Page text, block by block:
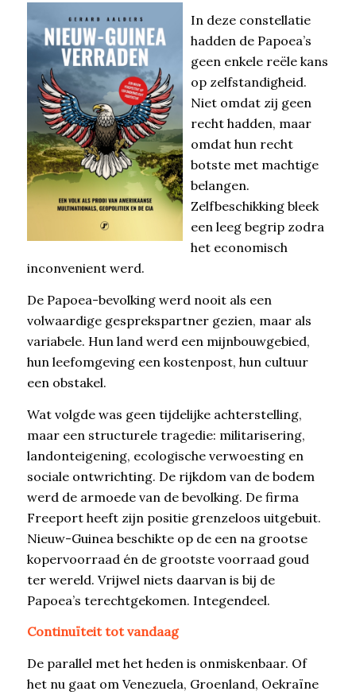
In deze constellatie
hadden de Papoea’s
geen enkele reële kans
op zelfstandigheid.
Niet omdat zij geen
recht hadden, maar
omdat hun recht
botste met machtige
belangen.
Zelfbeschikking bleek
een leeg begrip zodra
het economisch
inconvenient werd.
De Papoea-bevolking werd nooit als een
volwaardige gesprekspartner gezien, maar als
variabele. Hun land werd een mijnbouwgebied,
hun leefomgeving een kostenpost, hun cultuur
een obstakel.
Wat volgde was geen tijdelijke achterstelling,
maar een structurele tragedie: militarisering,
landonteigening, ecologische verwoesting en
sociale ontwrichting. De rijkdom van de bodem
werd de armoede van de bevolking. De firma
Freeport heeft zijn positie grenzeloos uitgebuit.
Nieuw-Guinea beschikte op de een na grootse
kopervoorraad én de grootste voorraad goud
ter wereld. Vrijwel niets daarvan is bij de
Papoea’s terechtgekomen. Integendeel.
Continuïteit tot vandaag
De parallel met het heden is onmiskenbaar. Of
het nu gaat om Venezuela, Groenland, Oekraïne